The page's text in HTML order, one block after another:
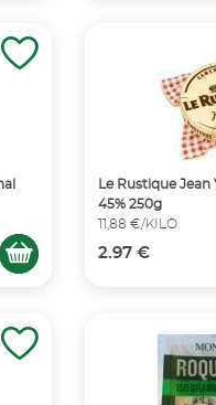
Le Rustique
45% 250g
11,88 €/KILO
2.97 €